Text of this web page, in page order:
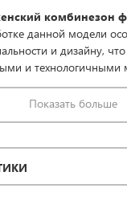
комбинезон
данной модели
и дизайну,
и технологичными
отличным выбором
прогулке. Ткань
пропиткой снаружи
при мокром снеге
влагу от тела
Показать больше